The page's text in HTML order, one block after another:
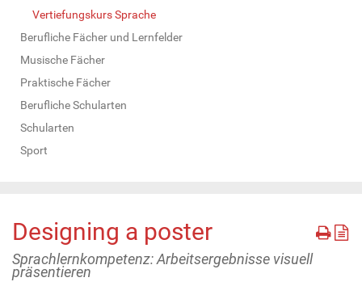
Vertiefungskurs Sprache
Berufliche Fächer und Lernfelder
Musische Fächer
Praktische Fächer
Berufliche Schularten
Schularten
Sport
Designing a poster
Sprachlernkompetenz: Arbeitsergebnisse visuell
präsentieren